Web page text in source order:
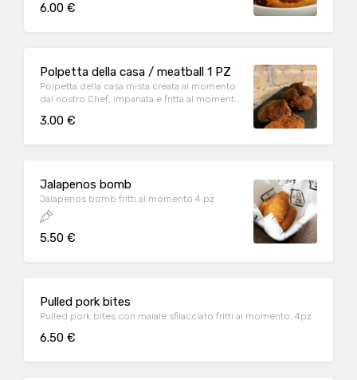
6.00 €
Polpetta della casa / meatball 1 PZ
Polpetta della casa mista creata al momento
dal nostro Chef, impanata e fritta al momento
3.00 €
Jalapenos bomb
Jalapenos bomb fritti al momento 4 pz
5.50 €
Pulled pork bites
Pulled pork bites con maiale sfilacciato fritti al momento, 4pz
6.50 €